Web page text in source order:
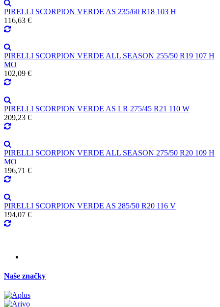
PIRELLI SCORPION VERDE AS 235/60 R18 103 H
116,63 €
PIRELLI SCORPION VERDE ALL SEASON 255/50 R19 107 H
MO
102,09 €
PIRELLI SCORPION VERDE AS LR 275/45 R21 110 W
209,23 €
PIRELLI SCORPION VERDE ALL SEASON 275/50 R20 109 H
MO
196,71 €
PIRELLI SCORPION VERDE AS 285/50 R20 116 V
194,07 €
Naše značky